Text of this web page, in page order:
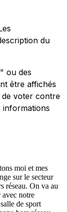
du
ou des
être affichés
de voter contre
informations